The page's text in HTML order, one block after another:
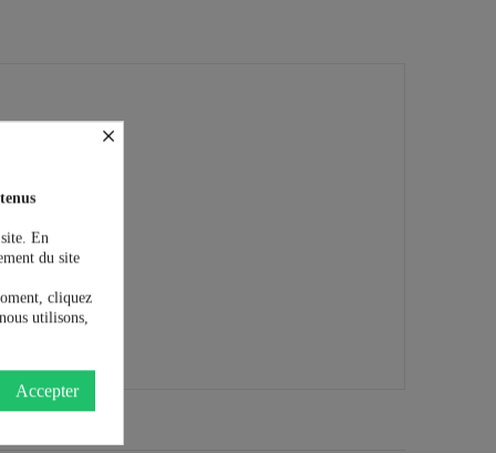
×
En
du site
cliquez
utilisons,
Accepter